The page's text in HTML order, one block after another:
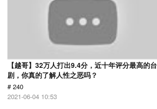
【越哥】32万人打出9.4分，近十年评分最高的台
剧，你真的了解人性之恶吗？
# 240
2021-06-04 10:53